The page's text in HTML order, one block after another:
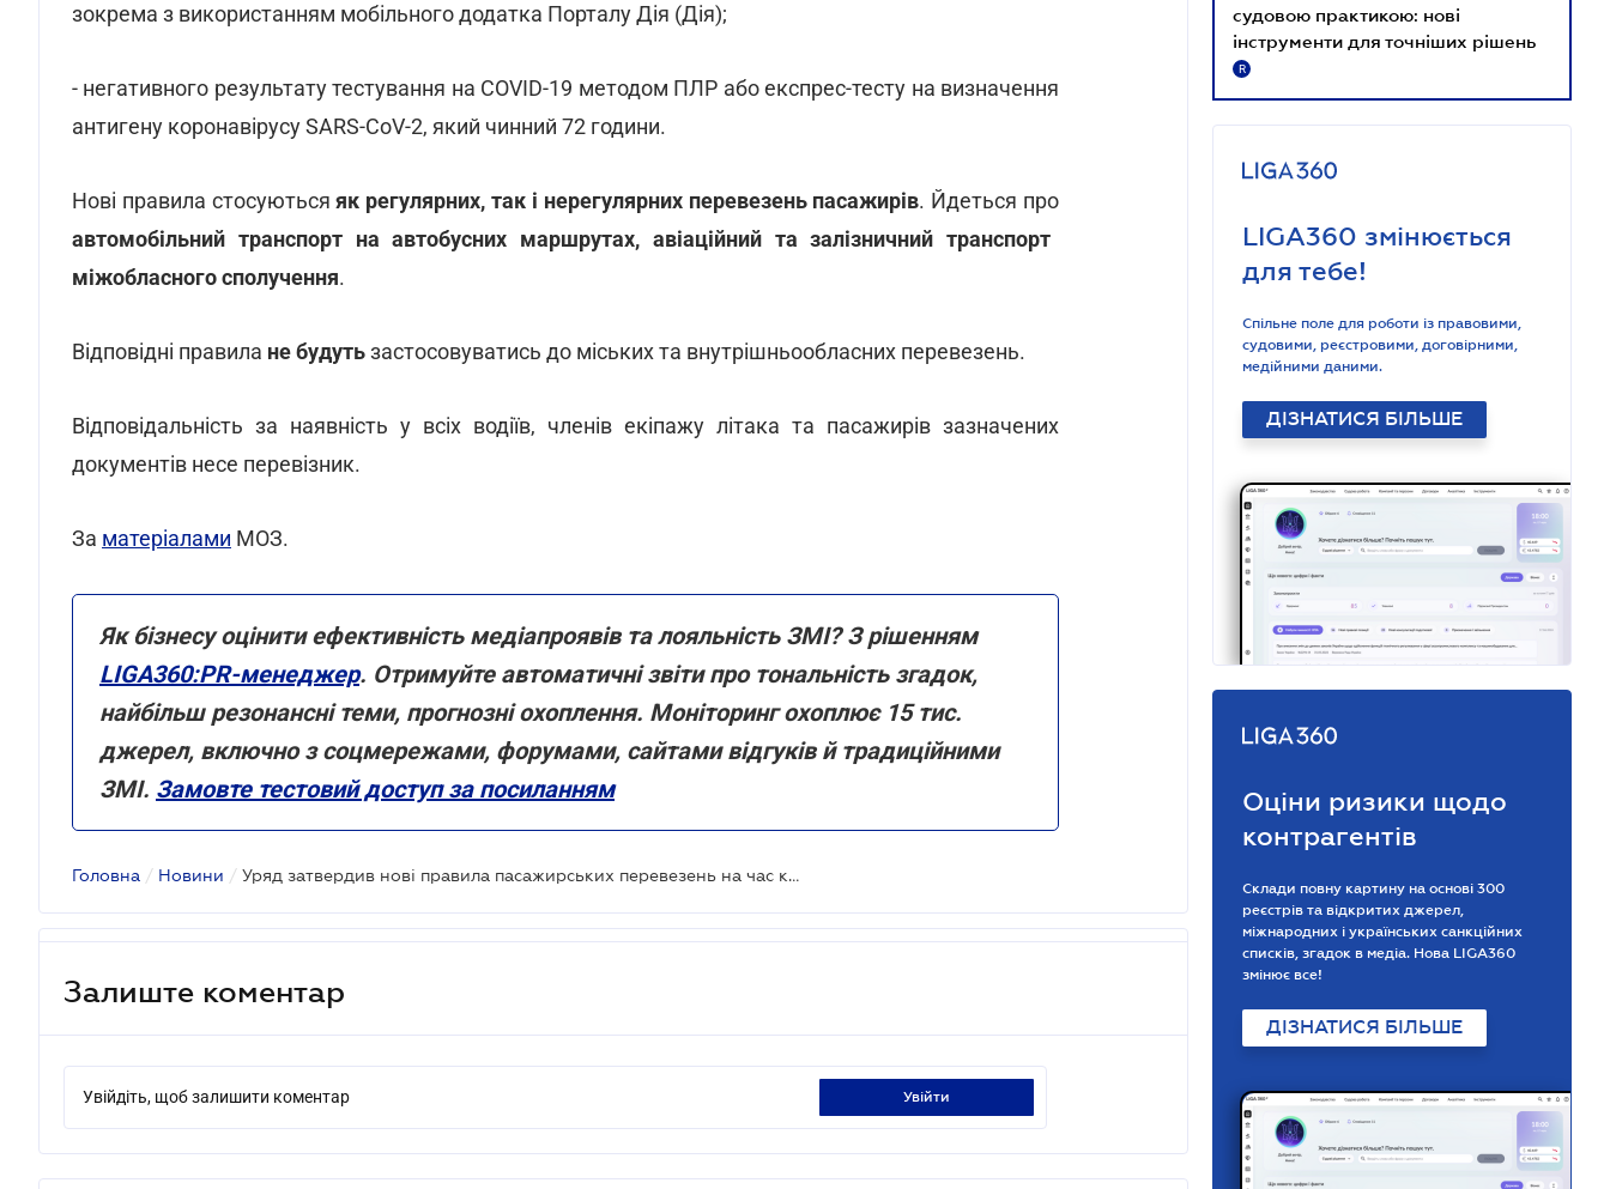
зокрема з використанням мобільного додатка Порталу Дія (Дія);
- негативного результату тестування на COVID-19 методом ПЛР або експрес-тесту на визначення
антигену коронавірусу SARS-CoV-2, який чинний 72 години.
Нові правила стосуютьсяяк регулярних, так і нерегулярних перевезень пасажирів. Йдеться про
автомобільний транспорт на автобусних маршрутах, авіаційний та залізничний транспорт
міжобласного сполучення.
Відповідні правила не будутьзастосовуватись до міських та внутрішньообласних перевезень.
Відповідальність за наявність у всіх водіїв, членів екіпажу літака та пасажирів зазначених
документів несе перевізник.
За матеріалами МОЗ.
Як бізнесу оцінити ефективність медіапроявів та лояльність ЗМІ? З рішенням
LIGA360:PR-менеджер. Отримуйте автоматичні звіти про тональність згадок,
найбільш резонансні теми, прогнозні охоплення. Моніторинг охоплює 15 тис.
джерел, включно з соцмережами, форумами, сайтами відгуків й традиційними
ЗМІ. Замовте тестовий доступ за посиланням
Головна / Новини / Уряд затвердив нові правила пасажирських перевезень на час карантину
Залиште коментар
Увійдіть, щоб залишити коментар увійти
судовою практикою: нові
інструменти для точніших рішень
R
LIGA360 змінюється
для тебе!
Спільне поле для роботи із правовими,
судовими, реєстровими, договірними,
медійними даними.
ДІЗНАТИСЯ БІЛЬШЕ
Оціни ризики щодо
контрагентів
Склади повну картину на основі 300
реєстрів та відкритих джерел,
міжнародних і українських санкційних
списків, згадок в медіа. Нова LIGA360
змінює все!
ДІЗНАТИСЯ БІЛЬШЕ